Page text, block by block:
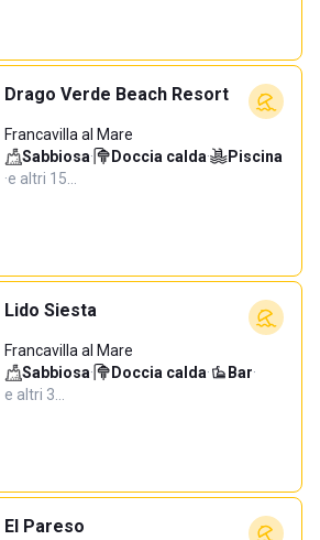
Drago Verde Beach Resort
Francavilla al Mare
Sabbiosa· Doccia calda·
Piscina
·e altri 15…
Lido Siesta
Francavilla al Mare
Sabbiosa· Doccia calda· Bar·
e altri 3…
El Pareso